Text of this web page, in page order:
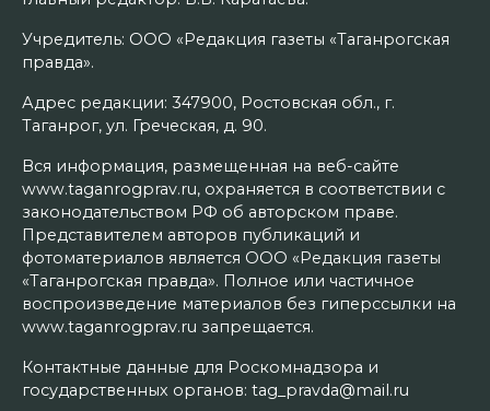
Учредитель: ООО «Редакция газеты «Таганрогская
правда».
Адрес редакции: 347900, Ростовская обл., г.
Таганрог, ул. Греческая, д. 90.
Вся информация, размещенная на веб-сайте
www.taganrogprav.ru, охраняется в соответствии с
законодательством РФ об авторском праве.
Представителем авторов публикаций и
фотоматериалов является ООО «Редакция газеты
«Таганрогская правда». Полное или частичное
воспроизведение материалов без гиперссылки на
www.taganrogprav.ru запрещается.
Контактные данные для Роскомнадзора и
государственных органов: tag_pravda@mail.ru